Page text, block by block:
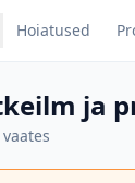
Hoiatused
ja